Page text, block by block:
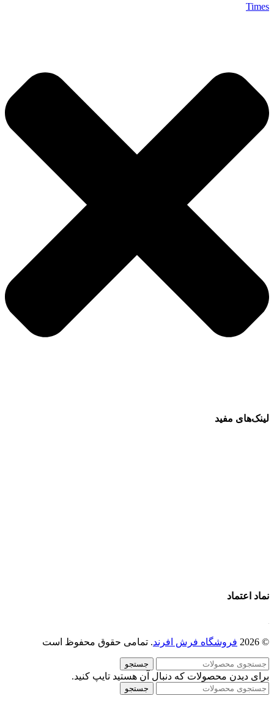
Times
لینک‌های مفید
نماد اعتماد
© 2026 فروشگاه فرش افرند. تمامی حقوق محفوظ است
جستجو
برای دیدن محصولات که دنبال آن هستید تایپ کنید.
جستجو